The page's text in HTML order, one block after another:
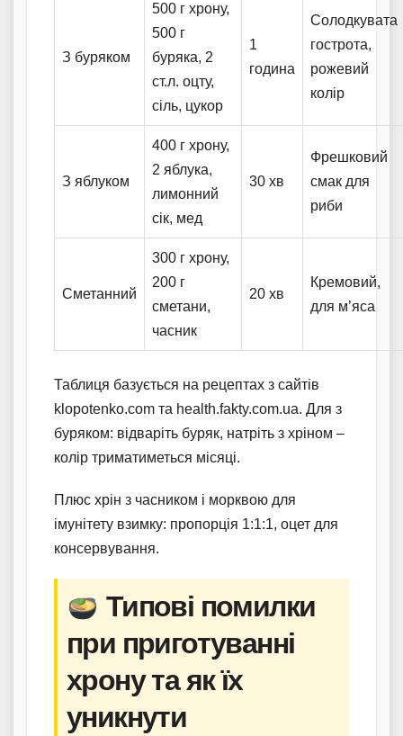
З буряком
500 г хрону,
500 г
буряка, 2
ст.л. оцту,
сіль, цукор
1
година
Солодкувата
гострота,
рожевий
колір
З яблуком
400 г хрону,
2 яблука,
лимонний
сік, мед
30 хв
Фрешковий
смак для
риби
Сметанний
300 г хрону,
200 г
сметани,
часник
20 хв
Кремовий,
для м’яса
Таблиця базується на рецептах з сайтів
klopotenko.com та health.fakty.com.ua. Для з
буряком: відваріть буряк, натріть з хріном –
колір триматиметься місяці.
Плюс хрін з часником і морквою для
імунітету взимку: пропорція 1:1:1, оцет для
консервування.
Типові помилки
при приготуванні
хрону та як їх
уникнути